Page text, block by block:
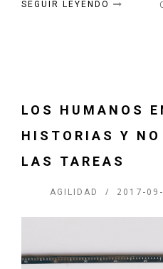
SEGUIR LEYENDO
LOS HUMANOS
HISTORIAS Y
LAS TAREAS
AGILIDAD 2017-